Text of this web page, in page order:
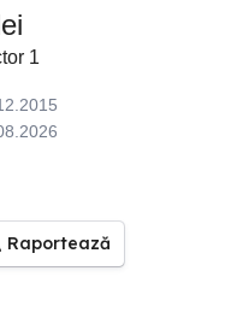
1
Raportează